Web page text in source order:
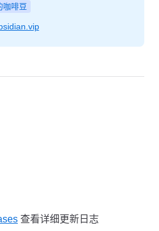
咖啡豆
查看详细更新日志